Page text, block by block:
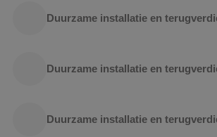
Duurzame installatie en
Duurzame installatie en
Duurzame installatie en